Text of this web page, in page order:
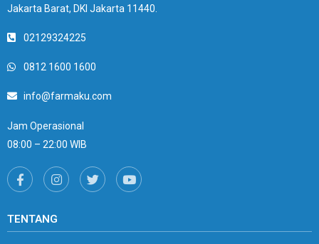
Jakarta Barat, DKI Jakarta 11440.
02129324225
0812 1600 1600
info@farmaku.com
Jam Operasional
08:00 – 22:00 WIB
TENTANG